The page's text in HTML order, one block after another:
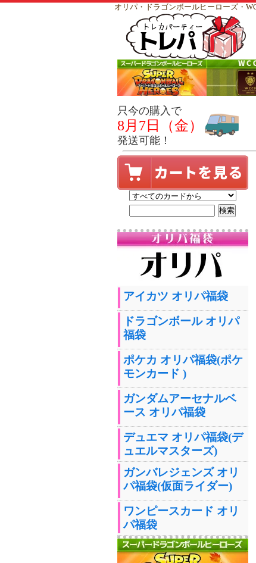
オリパ・ドラゴンボールヒーローズ・
只今の購入で
8月7日（金）
発送可能！
アイカツ オリパ福袋
ドラゴンボール オリパ
福袋
ポケカ オリパ福袋(ポケ
モンカード )
ガンダムアーセナルベ
ース オリパ福袋
デュエマ オリパ福袋(デ
ュエルマスターズ)
ガンバレジェンズ オリ
パ福袋(仮面ライダー)
ワンピースカード オリ
パ福袋